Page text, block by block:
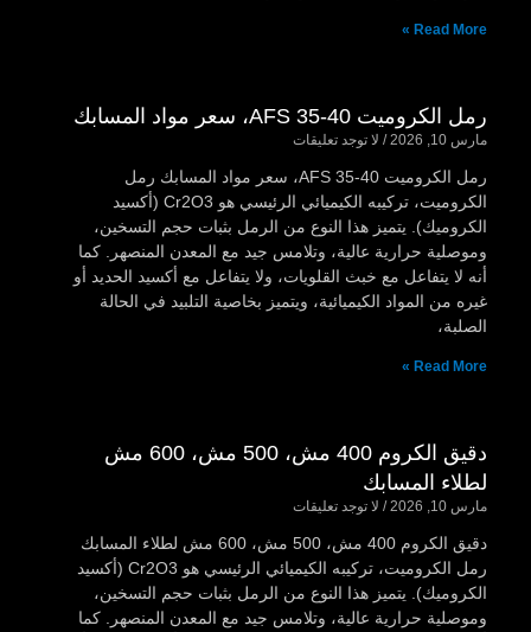
Read More »
رمل الكروميت AFS 35-40، سعر مواد المسابك
مارس 10, 2026 لا توجد تعليقات
رمل الكروميت AFS 35-40، سعر مواد المسابك رمل
الكروميت، تركيبه الكيميائي الرئيسي هو Cr2O3 (أكسيد
الكروميك). يتميز هذا النوع من الرمل بثبات حجم التسخين،
وموصلية حرارية عالية، وتلامس جيد مع المعدن المنصهر. كما
أنه لا يتفاعل مع خبث القلويات، ولا يتفاعل مع أكسيد الحديد أو
غيره من المواد الكيميائية، ويتميز بخاصية التلبيد في الحالة
الصلبة،
Read More »
دقيق الكروم 400 مش، 500 مش، 600 مش
لطلاء المسابك
مارس 10, 2026 لا توجد تعليقات
دقيق الكروم 400 مش، 500 مش، 600 مش لطلاء المسابك
رمل الكروميت، تركيبه الكيميائي الرئيسي هو Cr2O3 (أكسيد
الكروميك). يتميز هذا النوع من الرمل بثبات حجم التسخين،
وموصلية حرارية عالية، وتلامس جيد مع المعدن المنصهر. كما